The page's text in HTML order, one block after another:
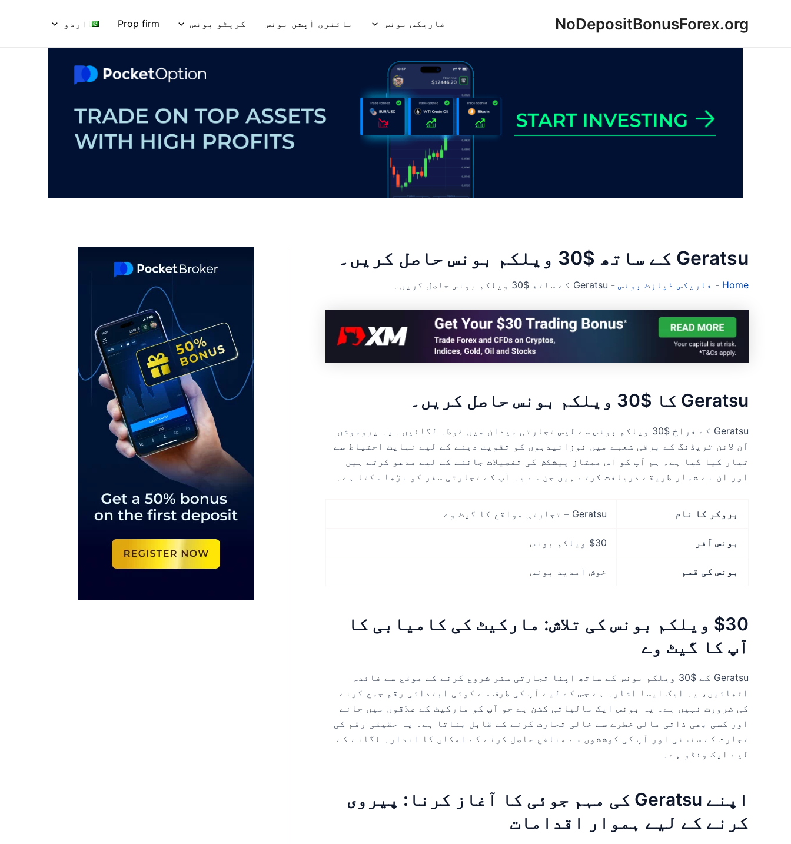
NoDepositBonusForex.org فاریکس بونس بائنری آپشن بونس کرپٹو بونس Prop firm اردو
Geratsu کے ساتھ $30 ویلکم بونس حاصل کریں۔
Home
- فاریکس ڈپازٹ بونس - Geratsu کے ساتھ $30 ویلکم بونس حاصل کریں۔
Geratsu کا $30 ویلکم بونس حاصل کریں۔
Geratsu کے فراخ $30 ویلکم بونس سے لیس تجارتی میدان میں غوطہ لگائیں۔ یہ پروموشن
آن لائن ٹریڈنگ کے برقی شعبے میں نوزائیدہوں کو تقویت دینے کے لیے نہایت احتیاط سے
تیار کیا گیا ہے۔ ہم آپ کو اس ممتاز پیشکش کی تفصیلات جاننے کے لیے مدعو کرتے ہیں
اور ان بے شمار طریقے دریافت کرتے ہیں جن سے یہ آپ کے تجارتی سفر کو بڑھا سکتا ہے۔
بروکر کا نام Geratsu – تجارتی مواقع کا گیٹ وے
بونس آفر $30 ویلکم بونس
بونس کی قسم خوش آمدید بونس
$30 ویلکم بونس کی تلاش: مارکیٹ کی کامیابی کا
آپ کا گیٹ وے
Geratsu کے $30 ویلکم بونس کے ساتھ اپنا تجارتی سفر شروع کرنے کے موقع سے فائدہ
اٹھائیں، یہ ایک ایسا اشارہ ہے جس کے لیے آپ کی طرف سے کوئی ابتدائی رقم جمع کرنے
کی ضرورت نہیں ہے۔ یہ بونس ایک مالیاتی کشن ہے جو آپ کو مارکیٹ کے علاقوں میں جانے
اور کسی بھی ذاتی مالی خطرے سے خالی تجارت کرنے کے قابل بناتا ہے۔ یہ حقیقی رقم کی
تجارت کے سنسنی اور آپ کی کوششوں سے منافع حاصل کرنے کے امکان کا اندازہ لگانے کے
لیے ایک ونڈو ہے۔
اپنے Geratsu کی مہم جوئی کا آغاز کرنا: پیروی
کرنے کے لیے ہموار اقدامات